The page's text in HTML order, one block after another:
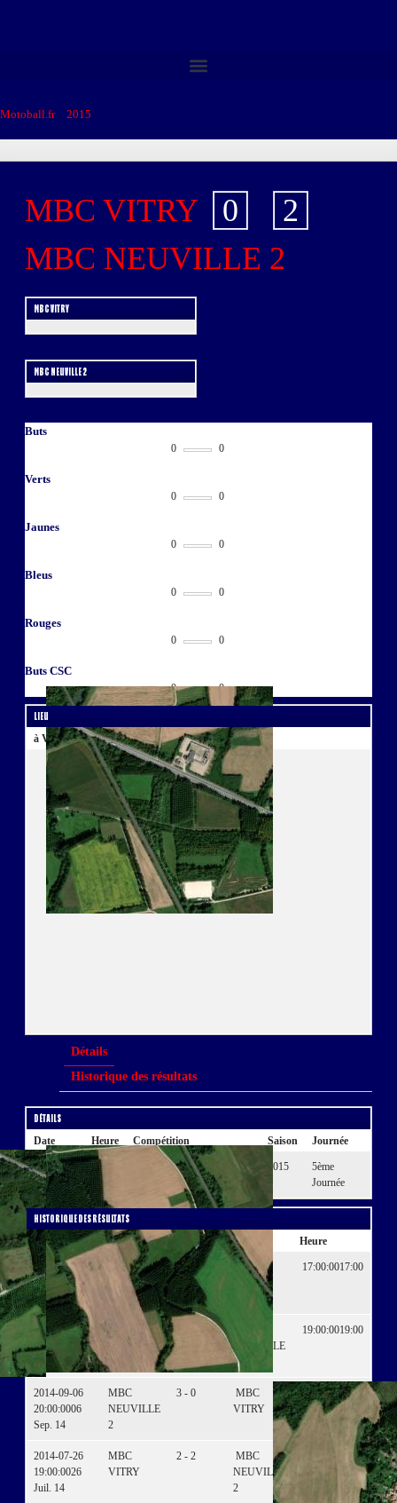
Motoball.fr> 2015
MBC VITRY 0
2
MBC NEUVILLE 2
MBC VITRY
MBC NEUVILLE 2
Buts
0 0
Verts
0 0
Jaunes
0 0
Bleus
0 0
Rouges
0 0
Buts CSC
0 0
Lieu
à Vitry
Détails
Historique des résultats
Détails
Date Heure Compétition Saison Journée
20 Juin.
15
19:00
Championnat de France Élite
2015
5ème
Journée
Historique des résultats
Date Domicile Résultats Visiteur Heure
2015-05-09
17:00:0009
Mai. 15
MBC
NEUVILLE
2
14 - 0
MBC
VITRY
17:00:0017:00
2014-10-04
19:00:00
04
Oct. 14
MBC
VITRY
NEUVILLE
2
19:00:0019:00
2014-09-06
20:00:0006
Sep. 14
MBC
NEUVILLE
2
3 - 0
MBC
VITRY
20:00:0020:00
2014-07-26
19:00:0026
Juil. 14
MBC
VITRY
2 - 2
MBC
NEUVILLE
2
19:00